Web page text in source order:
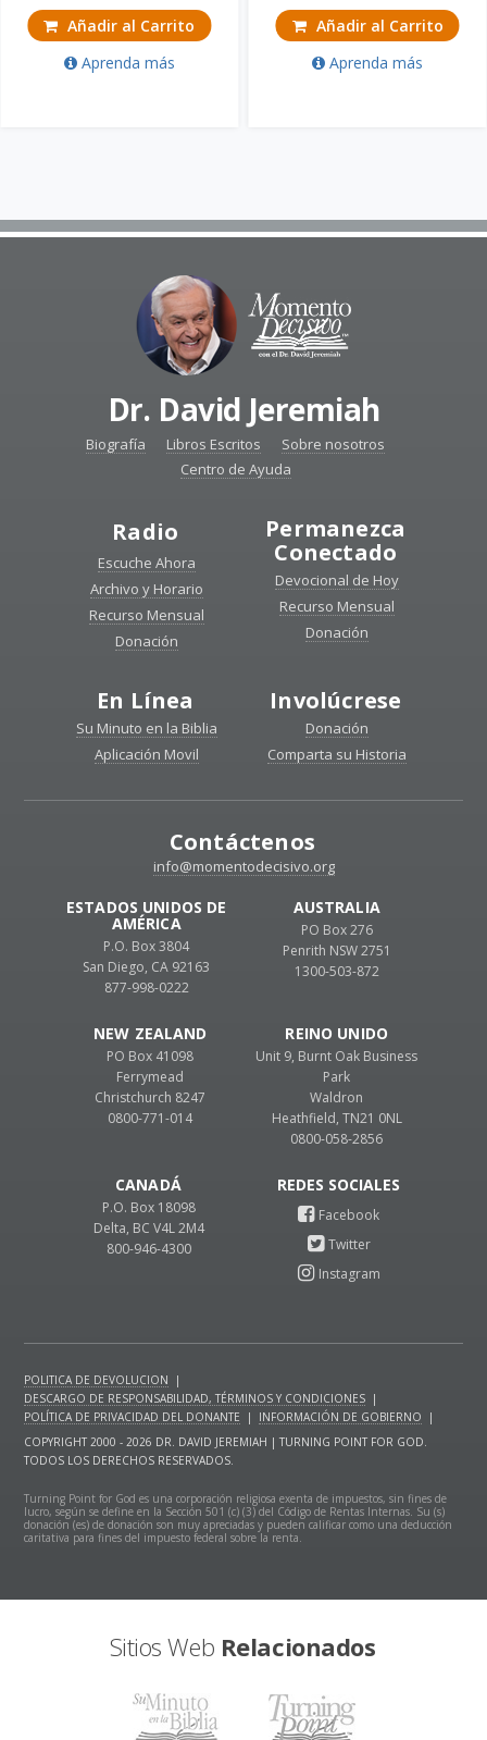
Añadir al Carrito
Aprenda más
Añadir al Carrito
Aprenda más
Dr. David Jeremiah
Biografía Libros Escritos
Sobre nosotros
Centro de Ayuda
Radio
Escuche Ahora
Archivo y Horario
Recurso Mensual
Donación
Permanezca
Conectado
Devocional de Hoy
Recurso Mensual
Donación
En Línea
Su Minuto en la Biblia
Aplicación Movil
Involúcrese
Donación
Comparta su Historia
Contáctenos
info@momentodecisivo.org
ESTADOS UNIDOS DE
AMÉRICA
P.O. Box 3804
San Diego, CA 92163
877-998-0222
CANADÁ
P.O. Box 18098
Delta, BC V4L 2M4
800-946-4300
REINO UNIDO
Unit 9, Burnt Oak Business
Park
Waldron
Heathfield, TN21 0NL
0800-058-2856
AUSTRALIA
PO Box 276
Penrith NSW 2751
1300-503-872
NEW ZEALAND
PO Box 41098
Ferrymead
Christchurch 8247
0800-771-014
POLITICA DE DEVOLUCION
|
DESCARGO DE RESPONSABILIDAD, TÉRMINOS Y CONDICIONES |
POLÍTICA DE PRIVACIDAD DEL DONANTE
| INFORMACIÓN DE GOBIERNO
|
COPYRIGHT 2000 - 2026 DR. DAVID JEREMIAH | TURNING POINT FOR GOD.
TODOS LOS DERECHOS RESERVADOS.
Turning Point for God es una corporación religiosa exenta de impuestos, sin fines de
lucro, según se define en la Sección 501 (c) (3) del Código de Rentas Internas. Su (s)
donación (es) de donación son muy apreciadas y pueden calificar como una deducción
caritativa para fines del impuesto federal sobre la renta.
Sitios Web Relacionados